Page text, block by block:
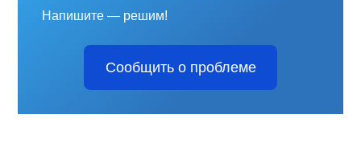
Напишите — решим!
Сообщить о проблеме